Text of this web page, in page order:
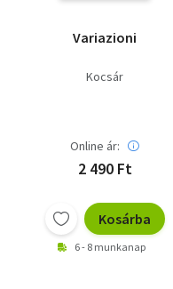
Variazioni
Kocsár
Online ár:
2 490 Ft
Kosárba
6 - 8 munkanap